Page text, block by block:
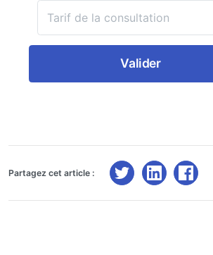
Valider
Partagez cet article :